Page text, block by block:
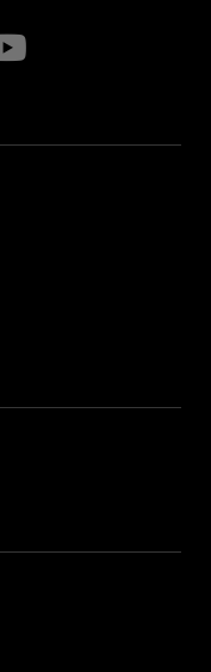
Y
o
t